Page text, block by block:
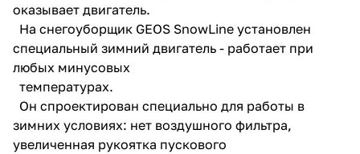
оказывает двигатель.
На снегоуборщик GEOS SnowLine установлен
специальный зимний двигатель - работает при
любых минусовых
температурах.
Он спроектирован специально для работы в
зимних условиях: нет воздушного фильтра,
увеличенная рукоятка пускового
раз в 2 недели